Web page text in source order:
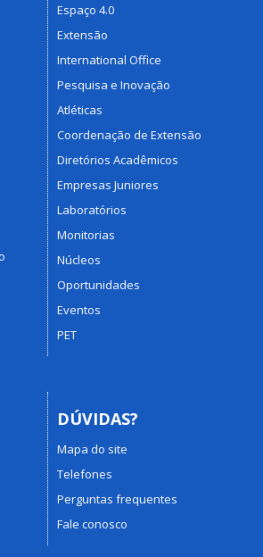
Espaço 4.0
Extensão
International Office
Pesquisa e Inovação
Atléticas
Coordenação de Extensão
Diretórios Acadêmicos
Empresas Juniores
Laboratórios
Monitorias
Núcleos
Oportunidades
Eventos
PET
DÚVIDAS?
Mapa do site
Telefones
Perguntas frequentes
Fale conosco